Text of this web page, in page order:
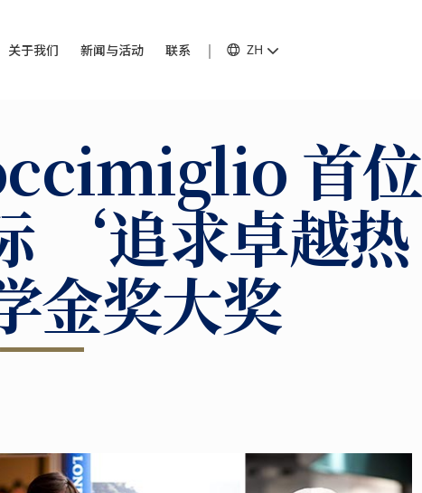
关于我们 新闻与活动 联系 ZH
首位
‘追求卓越热
金奖大奖